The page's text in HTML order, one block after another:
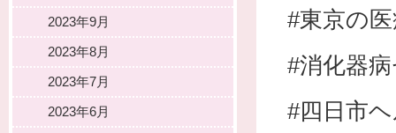
#東京の
#消化器
#四日市
2023年9月
2023年8月
2023年7月
2023年6月